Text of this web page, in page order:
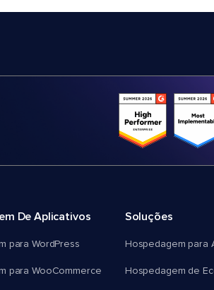
De Aplicativos
para WordPress
para WooCommerce
Soluções
Hospedagem para
Hospedagem de